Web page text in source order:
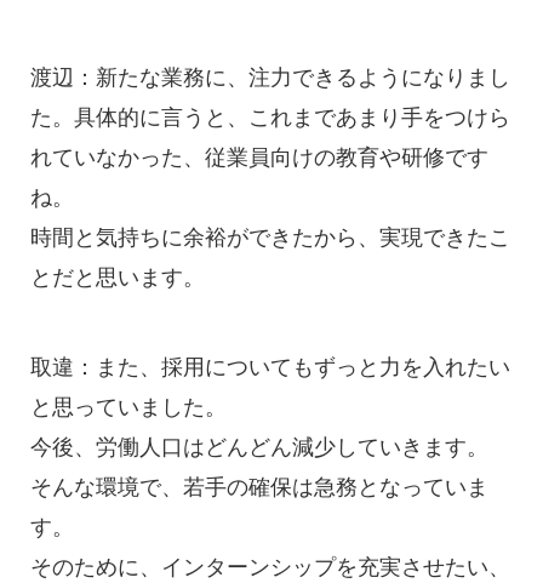
渡辺：新たな業務に、注力できるようになりまし
た。具体的に言うと、これまであまり手をつけら
れていなかった、従業員向けの教育や研修です
ね。
時間と気持ちに余裕ができたから、実現できたこ
とだと思います。
取違：また、採用についてもずっと力を入れたい
と思っていました。
今後、労働人口はどんどん減少していきます。
そんな環境で、若手の確保は急務となっていま
す。
そのために、インターンシップを充実させたい、